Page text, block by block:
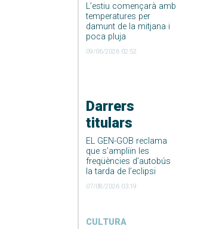
L’estiu començarà amb
temperatures per
damunt de la mitjana i
poca pluja
09/06/2026 02:52
Darrers
titulars
EL GEN-GOB reclama
que s’ampliïn les
freqüències d’autobús
la tarda de l’eclipsi
07/08/2026 03:19
CULTURA